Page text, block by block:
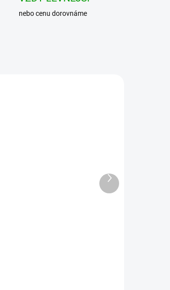
nebo cenu dorovnáme
Další
produkt